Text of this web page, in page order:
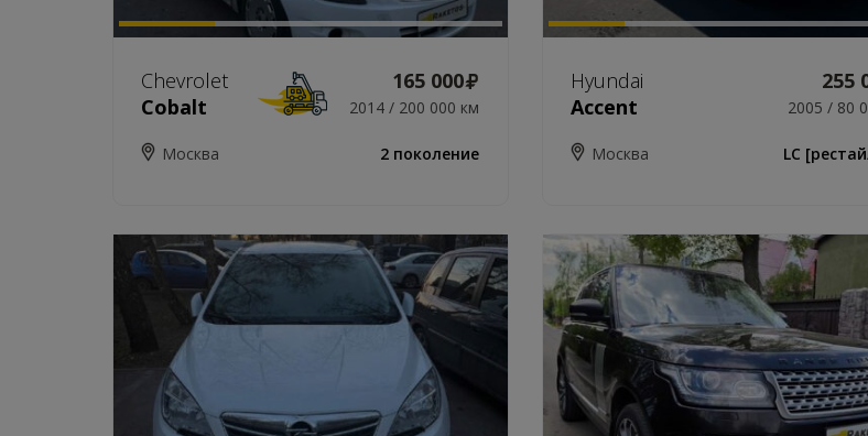
Chevrolet
165 000
Cobalt
2014 / 200 000 км
Москва 2 поколение
Hyundai
255
Accent
2005 / 80
Москва LC